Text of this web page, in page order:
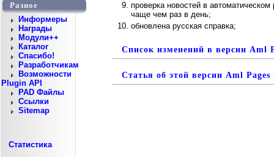
Разное
Информеры
Награды
Модули++
Каталог
Спасибо!
Разработчикам
Возможности
Plugin API
PAD Файлы
Ссылки
Sitemap
Статистика
проверка новостей в
чаще чем раз в день;
обновлена русская справка;
Список изменений в версии Aml
Статья об этой версии Aml